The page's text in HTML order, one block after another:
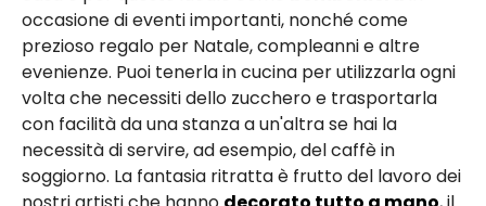
occasione di eventi importanti, nonché come
prezioso regalo per Natale, compleanni e altre
evenienze. Puoi tenerla in cucina per utilizzarla ogni
volta che necessiti dello zucchero e trasportarla
con facilità da una stanza a un'altra se hai la
necessità di servire, ad esempio, del caffè in
soggiorno. La fantasia ritratta è frutto del lavoro dei